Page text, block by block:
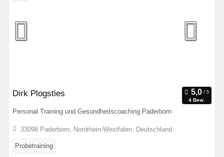
Dirk Plogsties
4 Bew.
Personal Training und Gesundheitscoaching Paderborn
33098 Paderborn, Nordrhein-Westfalen, Deutschland
Probetraining